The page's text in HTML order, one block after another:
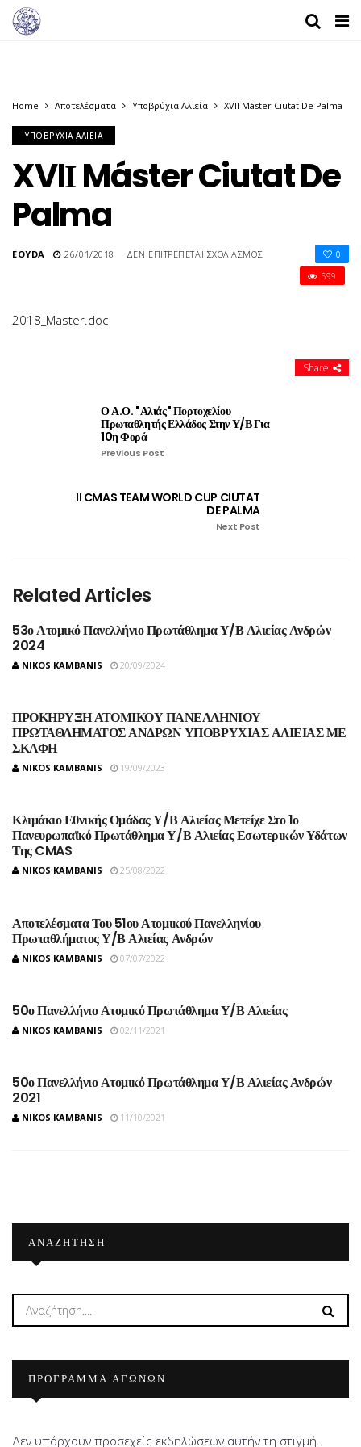
Home Αποτελέσματα Υποβρύχια Αλιεία XVIΙ Máster Ciutat De Palma
ΥΠΟΒΡΎΧΙΑ ΑΛΙΕΊΑ
XVIΙ Máster Ciutat De
Palma
EOYDA 26/01/2018 ΔΕΝ ΕΠΙΤΡΈΠΕΤΑΙ ΣΧΟΛΙΑΣΜΌΣ
MÁSTER
0
599
2018_Master.doc
Share
Ο Α.Ο. "Αλιάς" Πορτοχελίου
Πρωταθλητής Ελλάδος Στην Υ/Β Για
10η Φορά
Previous Post
II CMAS TEAM WORLD CUP CIUTAT
DE PALMA
Next Post
Related Articles
53ο Ατομικό Πανελλήνιο Πρωτάθλημα Υ/Β Αλιείας Ανδρών
2024
NIKOS KAMBANIS 20/09/2024
ΠΡΟΚΗΡΥΞΗ ΑΤΟΜΙΚΟΥ ΠΑΝΕΛΛΗΝΙΟΥ
ΠΡΩΤΑΘΛΗΜΑΤΟΣ ΑΝΔΡΩΝ ΥΠΟΒΡΥΧΙΑΣ ΑΛΙΕΙΑΣ ΜΕ
ΣΚΑΦΗ
NIKOS KAMBANIS 19/09/2023
Κλιμάκιο Εθνικής Ομάδας Υ/Β Αλιείας Μετείχε Στο 1ο
Πανευρωπαϊκό Πρωτάθλημα Υ/Β Αλιείας Εσωτερικών Υδάτων
Της CMAS
NIKOS KAMBANIS 25/08/2022
Αποτελέσματα Του 51ου Ατομικού Πανελληνίου
Πρωταθλήματος Υ/Β Αλιείας Ανδρών
NIKOS KAMBANIS 07/07/2022
50ο Πανελλήνιο Ατομικό Πρωτάθλημα Υ/Β Αλιείας
NIKOS KAMBANIS 02/11/2021
50ο Πανελλήνιο Ατομικό Πρωτάθλημα Υ/Β Αλιείας Ανδρών
2021
NIKOS KAMBANIS 11/10/2021
ΑΝΑΖΉΤΗΣΗ
ΠΡΟΓΡΑΜΜΑ ΑΓΩΝΩΝ
Δεν υπάρχουν προσεχείς εκδηλώσεων αυτήν τη στιγμή.